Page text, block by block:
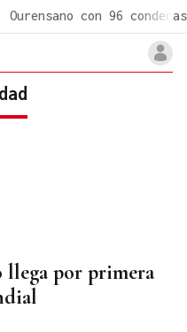
Ourensano con 96 condenas
por primera